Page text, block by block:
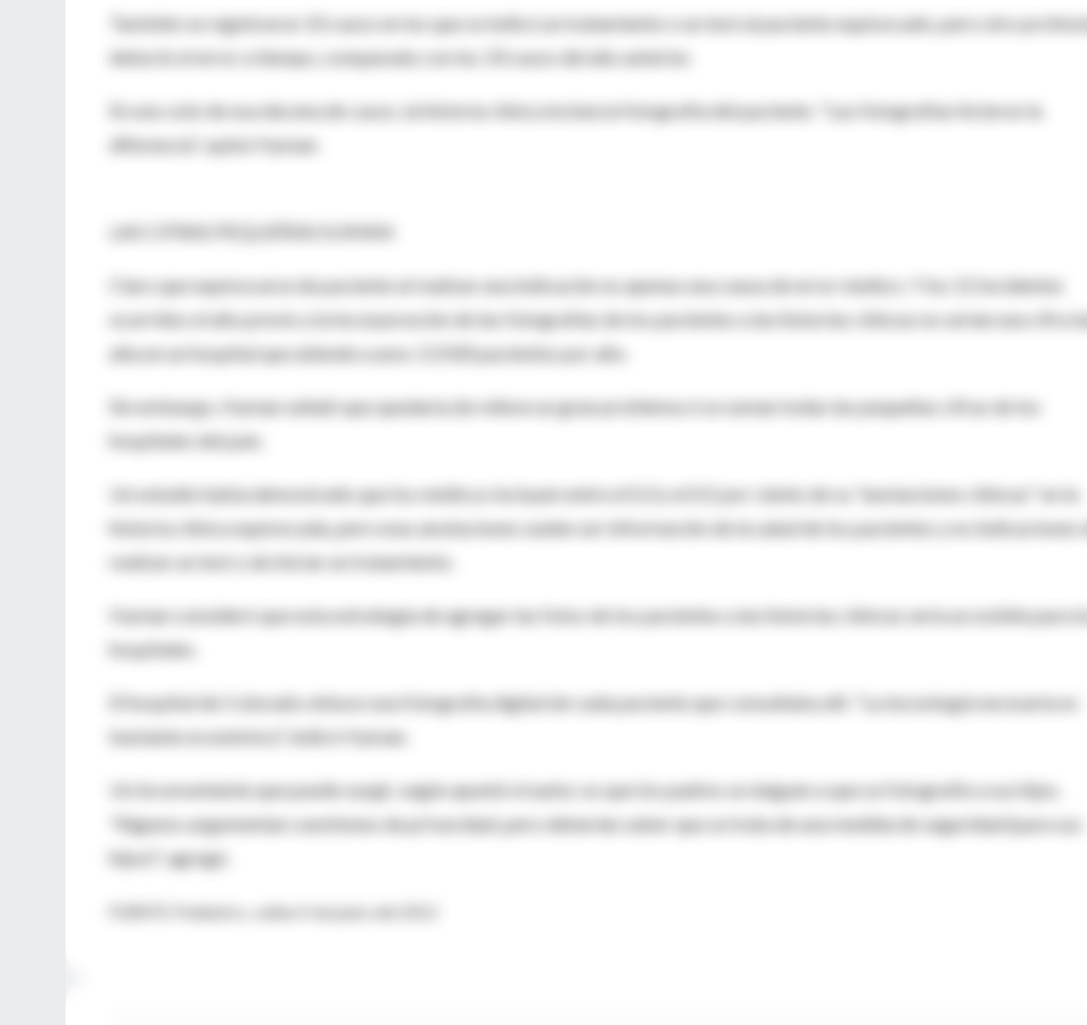
También se registraron 10 casos en los que se indicó un tratamiento o un test al paciente equivocado, pero otro
detectó el error a tiempo, comparado con los 33 casos del año anterior.
En uno solo de esa decena de casos, la historia clínica incluía la fotografía del paciente. "Las fotografías hicieron la
diferencia", opinó Hyman.
LAS CIFRAS PEQUEÑAS SUMAN
Claro que equivocarse de paciente al realizar una indicación es apenas una causa de error médico. Y los 12 incidentes
ocurridos el año previo a la incorporación de las fotografías de los pacientes a las historias clínicas no serían una cifra
alta en un hospital que atiende a unos 13.500 pacientes por año.
Sin embargo, Hyman señaló que quedaría de relieve un gran problema si se suman todas las pequeñas cifras de los
hospitales del país.
Un estudio había demostrado que los médicos incluyen entre el 0,3 y el 0,5 por ciento de su "anotaciones clínicas" en la
historia clínica equivocada, pero esas anotaciones suelen ser información de la salud de los pacientes y no indicaciones
realizar un test o de iniciar un tratamiento.
Hyman consideró que esta estrategia de agregar las fotos de los pacientes a las historias clínicas sería accesible para
hospitales.
El hospital de Colorado obtuvo una fotografía digital de cada paciente que consultaba allí. "La tecnología necesaria es
bastante económica", indicó Hyman.
Un inconveniente que puede surgir, según apuntó el autor, es que los padres se nieguen a que se fotografíe a sus hijos.
"Algunos argumentan cuestiones de privacidad, pero deberían saber que se trata de una medida de seguridad (para sus
hijos)", agregó.